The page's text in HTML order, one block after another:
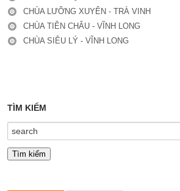
CHÙA LƯỠNG XUYÊN - TRÀ VINH
CHÙA TIÊN CHÂU - VĨNH LONG
CHÙA SIÊU LÝ - VĨNH LONG
TÌM KIẾM